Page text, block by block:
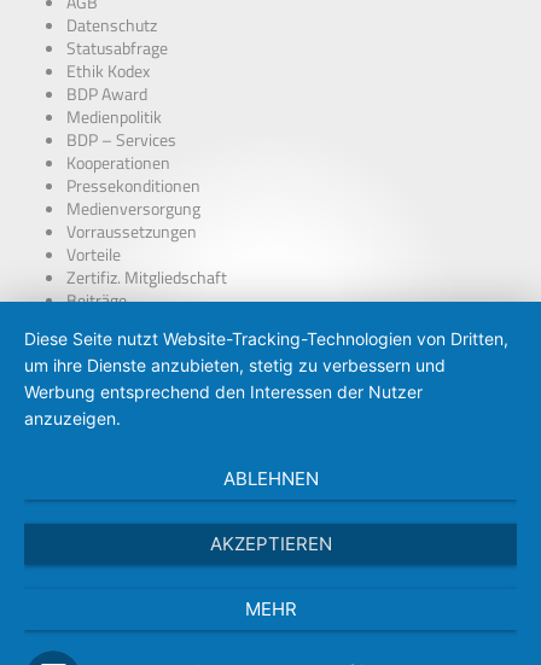
Datenschutz
Statusabfrage
Ethik Kodex
BDP Award
Medienpolitik
BDP – Services
Kooperationen
Pressekonditionen
Medienversorgung
Vorraussetzungen
Vorteile
Zertifiz. Mitgliedschaft
Beiträge
BDP – Presseausweis
Presse-PKW Schild
Zertifizierung
Diese Seite nutzt Website-Tracking-Technologien von Dritten,
um ihre Dienste anzubieten, stetig zu verbessern und
Werbung entsprechend den Interessen der Nutzer
anzuzeigen.
ABLEHNEN
AKZEPTIEREN
MEHR